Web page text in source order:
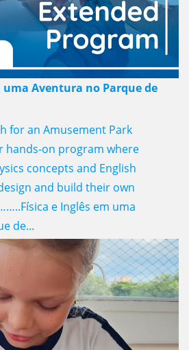
uma Aventura no Parque de
for an Amusement Park
hands-on program where
concepts and English
and build their own
e Inglês em uma
de...